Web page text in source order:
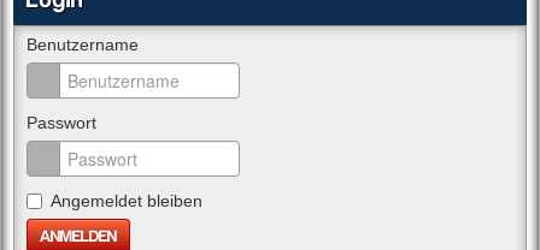
Benutzername
Passwort
Angemeldet bleiben